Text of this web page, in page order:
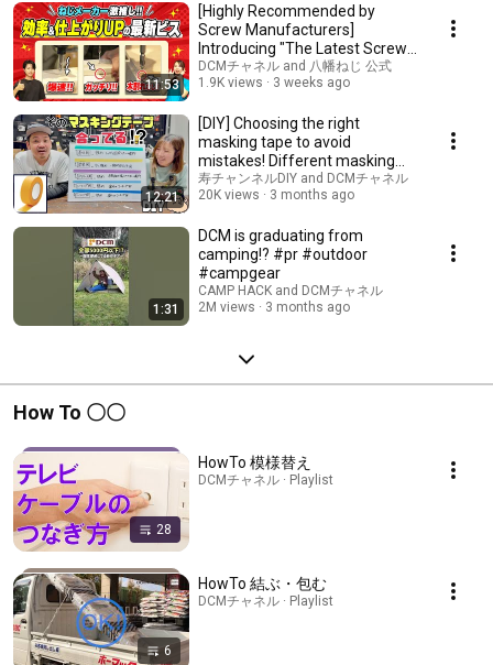
11:53
[Highly Recommended by
Screw Manufacturers]
Introducing "The Latest Screw
Utilization Techniques"...
DCMチャネル and 八幡ねじ 公式
1.9K views
3 weeks ago
12:21
[DIY] Choosing the right
masking tape to avoid
mistakes! Different masking
tapes have different u...
寿チャンネルDIY and DCMチャネル
20K views
3 months ago
1:31
DCM is graduating from
camping!? #pr #outdoor
#campgear
CAMP HACK and DCMチャネル
2M views
3 months ago
How To 〇〇
28
HowTo 模様替え
DCMチャネル · Playlist
6
HowTo 結ぶ・包む
DCMチャネル · Playlist